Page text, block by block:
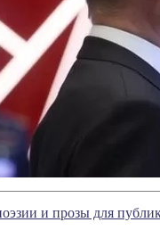
и прозы для